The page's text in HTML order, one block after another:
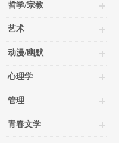
哲学/宗教
艺术
动漫/幽默
心理学
管理
青春文学